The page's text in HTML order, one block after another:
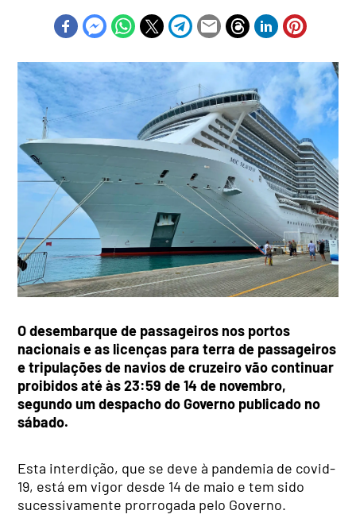
O desembarque de passageiros nos portos
nacionais e as licenças para terra de passageiros
e tripulações de navios de cruzeiro vão continuar
proibidos até às 23:59 de 14 de novembro,
segundo um despacho do Governo publicado no
sábado.
Esta interdição, que se deve à pandemia de covid-
19, está em vigor desde 14 de maio e tem sido
sucessivamente prorrogada pelo Governo.